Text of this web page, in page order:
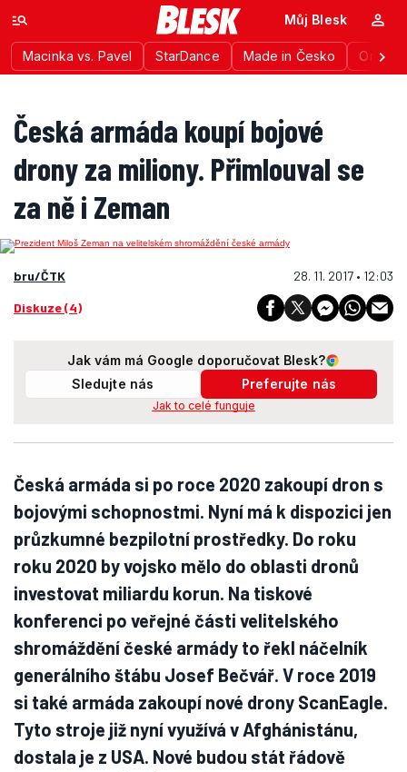
Macinka vs. Pavel StarDance Made in Česko
Můj Blesk
Česká armáda koupí bojové
drony za miliony. Přimlouval se
za ně i Zeman
bru/ČTK 28. 11. 2017 • 12:03
Diskuze (4)
Jak vám má Google doporučovat Blesk?
Sledujte nás
Preferujte nás
Jak to celé funguje
Česká armáda si po roce 2020 zakoupí dron s
bojovými schopnostmi. Nyní má k dispozici jen
průzkumné bezpilotní prostředky. Do roku
roku 2020 by vojsko mělo do oblasti dronů
investovat miliardu korun. Na tiskové
konferenci po veřejné části velitelského
shromáždění české armády to řekl náčelník
generálního štábu Josef Bečvář. V roce 2019
si také armáda zakoupí nové drony ScanEagle.
Tyto stroje již nyní využívá v Afghánistánu,
dostala je z USA. Nové budou stát řádově